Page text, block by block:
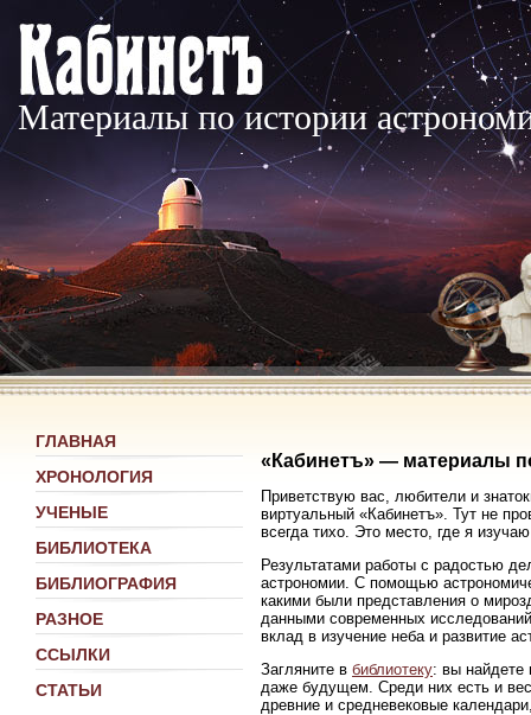
Материалы по истории
ГЛАВНАЯ
ХРОНОЛОГИЯ
УЧЕНЫЕ
БИБЛИОТЕКА
БИБЛИОГРАФИЯ
РАЗНОЕ
ССЫЛКИ
СТАТЬИ
«Кабинетъ» — материалы
Приветствую вас, любители и
виртуальный «Кабинетъ». Тут не
всегда тихо. Это место, где я
Результатами работы с радостью
астрономии. С помощью
какими были представления о
данными современных
вклад в изучение неба и развитие
Загляните в библиотеку: вы найдете
даже будущем. Среди них есть и
древние и средневековые